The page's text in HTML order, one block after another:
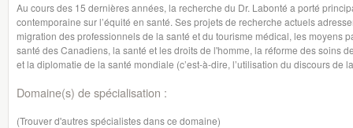
Au cours des 15 dernières années, la recherche du Dr. Labonté a porté
contemporaine sur l’équité en santé. Ses projets de recherche actuels
migration des professionnels de la santé et du tourisme médical, les moyens
santé des Canadiens, la santé et les droits de l'homme, la réforme des soins
et la diplomatie de la santé mondiale (c’est-à-dire, l’utilisation du discours de
Domaine(s) de spécialisation :
(Trouver d'autres spécialistes dans ce domaine)